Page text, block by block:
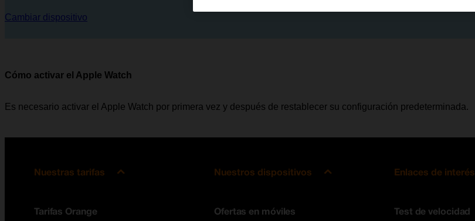
Cambiar dispositivo
Cómo activar el Apple Watch
Es necesario activar el Apple Watch por primera vez y después de restablecer su configuración predeterminada.
Nuestras tarifas
Tarifas Orange
Nuestros dispositivos
Ofertas en móviles
Enlaces de interés
Test de velocidad